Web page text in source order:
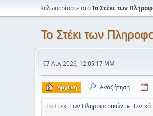
Καλωσορίσατε στοΤο Στέκι των
Το Στέκι των
07 Αυγ 2026, 12:05:17 ΜΜ
Αρχική Αναζήτηση
Το Στέκι των Πληροφορικών ► Γενικά